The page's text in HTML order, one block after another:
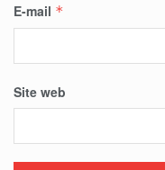
E-mail *
Site web